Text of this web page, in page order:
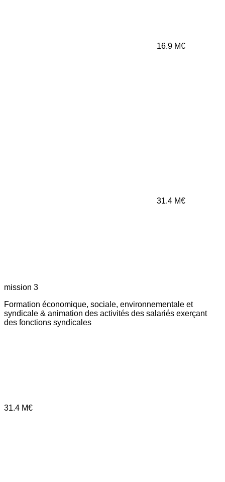
16.9 M€
31.4 M€
mission 3
Formation économique, sociale, environnementale et
syndicale & animation des activités des salariés exerçant
des fonctions syndicales
31.4 M€